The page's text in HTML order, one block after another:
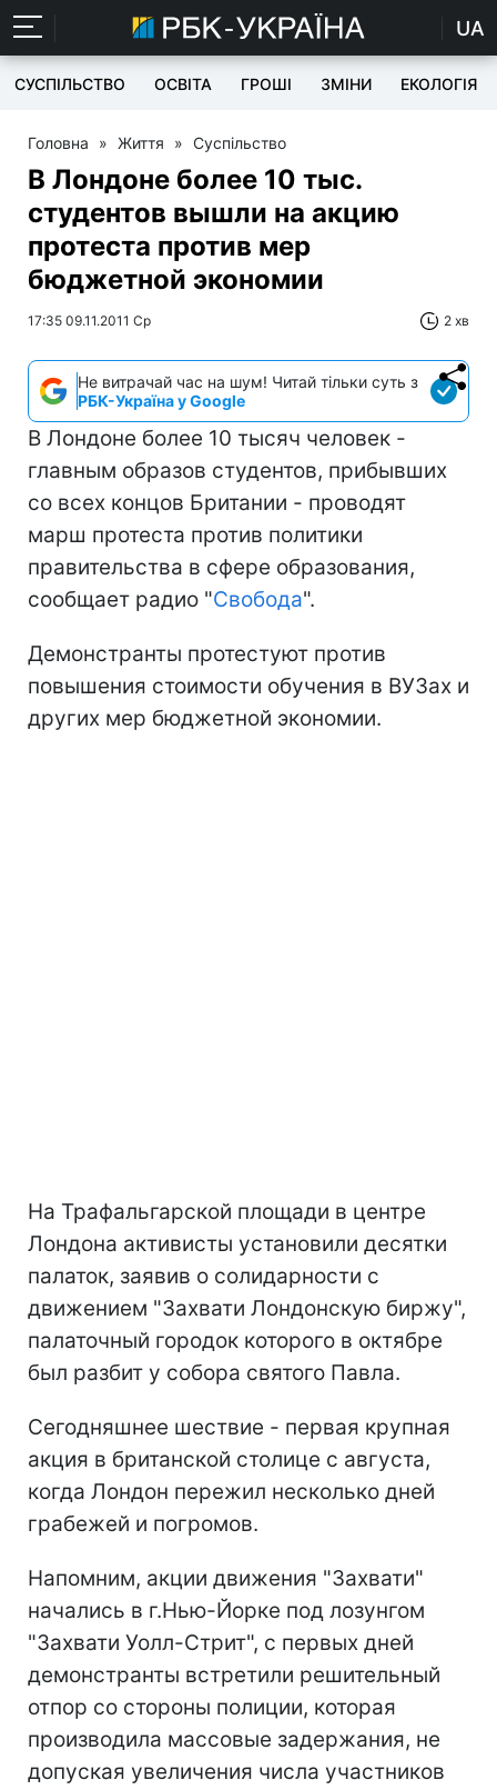
UA
СУСПІЛЬСТВО ОСВІТА ГРОШІ ЗМІНИ ЕКОЛОГІЯ
Головна » Життя » Суспільство
В Лондоне более 10 тыс.
студентов вышли на акцию
протеста против мер
бюджетной экономии
17:35 09.11.2011 Ср 2 хв
Не витрачай час на шум! Читай тільки суть з
РБК-Україна у Google
В Лондоне более 10 тысяч человек -
главным образов студентов, прибывших
со всех концов Британии - проводят
марш протеста против политики
правительства в сфере образования,
сообщает радио "Свобода".
Демонстранты протестуют против
повышения стоимости обучения в ВУЗах и
других мер бюджетной экономии.
На Трафальгарской площади в центре
Лондона активисты установили десятки
палаток, заявив о солидарности с
движением "Захвати Лондонскую биржу",
палаточный городок которого в октябре
был разбит у собора святого Павла.
Сегодняшнее шествие - первая крупная
акция в британской столице с августа,
когда Лондон пережил несколько дней
грабежей и погромов.
Напомним, акции движения "Захвати"
начались в г.Нью-Йорке под лозунгом
"Захвати Уолл-Стрит", с первых дней
демонстранты встретили решительный
отпор со стороны полиции, которая
производила массовые задержания, не
допуская увеличения числа участников